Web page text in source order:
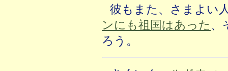
彼もまた、さまよい
ンにも祖国はあった 、
ろう。